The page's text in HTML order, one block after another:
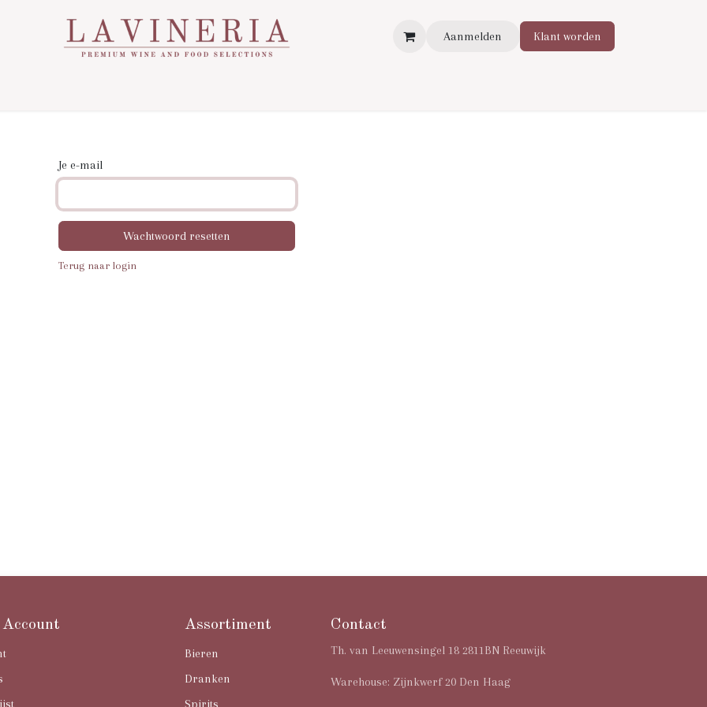
Aanmelden Klant worden
Je e-mail
Wachtwoord resetten
Terug naar login
Contact
Th. van Leeuwensingel 18 2811BN Reeuwijk
Warehouse: Zijnkwerf 20 Den Haag
Assortiment
Bieren
Dranken
Spirits